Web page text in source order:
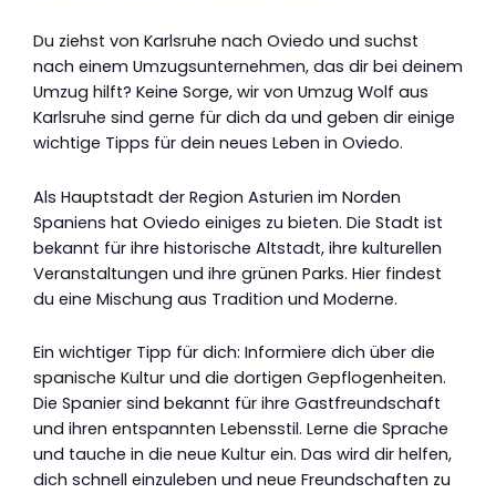
Du ziehst von Karlsruhe nach Oviedo und suchst
nach einem Umzugsunternehmen, das dir bei deinem
Umzug hilft? Keine Sorge, wir von Umzug Wolf aus
Karlsruhe sind gerne für dich da und geben dir einige
wichtige Tipps für dein neues Leben in Oviedo.
Als Hauptstadt der Region Asturien im Norden
Spaniens hat Oviedo einiges zu bieten. Die Stadt ist
bekannt für ihre historische Altstadt, ihre kulturellen
Veranstaltungen und ihre grünen Parks. Hier findest
du eine Mischung aus Tradition und Moderne.
Ein wichtiger Tipp für dich: Informiere dich über die
spanische Kultur und die dortigen Gepflogenheiten.
Die Spanier sind bekannt für ihre Gastfreundschaft
und ihren entspannten Lebensstil. Lerne die Sprache
und tauche in die neue Kultur ein. Das wird dir helfen,
dich schnell einzuleben und neue Freundschaften zu